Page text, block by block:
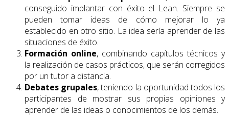
conseguido implantar con éxito el Lean. Siempre se
pueden tomar ideas de cómo mejorar lo ya
establecido en otro sitio. La idea sería aprender de las
situaciones de éxito.
Formación online, combinando capítulos técnicos y
la realización de casos prácticos, que serán corregidos
por un tutor a distancia.
Debates grupales, teniendo la oportunidad todos los
participantes de mostrar sus propias opiniones y
aprender de las ideas o conocimientos de los demás.